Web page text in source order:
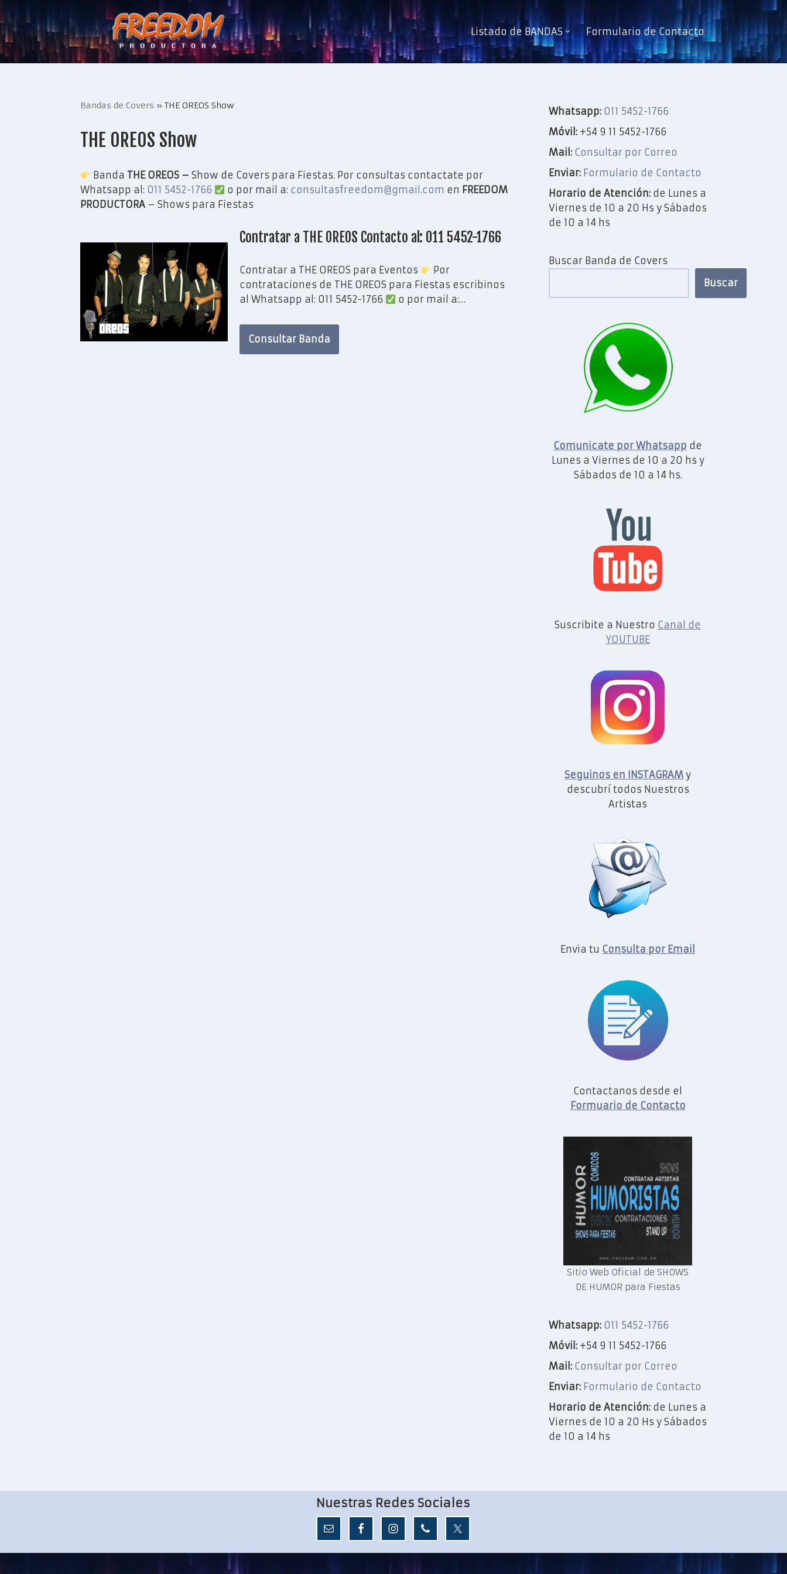
Saltar
al
contenido
Listado de BANDAS Formulario de Contacto
Bandas de Covers » THE OREOS Show
THE OREOS Show
Banda THE OREOS –Show de Covers para Fiestas. Por consultas contactate por
Whatsapp al: 011 5452-1766 o por mail a: consultasfreedom@gmail.com en FREEDOM
PRODUCTORA – Shows para Fiestas
Contratar a THE OREOS Contacto al: 011 5452-1766
Contratar a THE OREOS para Eventos
Por
contrataciones de THE OREOS para Fiestas escribinos
al Whatsapp al: 011 5452-1766
o por mail a:…
Consultar Banda
Whatsapp: 011 5452-1766
Móvil: +54 9 11 5452-1766
Mail: Consultar por Correo
Enviar: Formulario de Contacto
Horario de Atención: de Lunes a
Viernes de 10 a 20 Hs y Sábados
de 10 a 14 hs
Buscar Banda de Covers
Buscar
Comunicate por Whatsapp de
Lunes a Viernes de 10 a 20 hs y
Sábados de 10 a 14 hs.
Suscribite a Nuestro Canal de
YOUTUBE
Seguinos en INSTAGRAM y
descubrí todos Nuestros
Artistas
Envia tu Consulta por Email
Contactanos desde el
Formuario de Contacto
Sitio Web Oficial de SHOWS
DE HUMOR para Fiestas
Whatsapp: 011 5452-1766
Móvil: +54 9 11 5452-1766
Mail: Consultar por Correo
Enviar: Formulario de Contacto
Horario de Atención: de Lunes a
Viernes de 10 a 20 Hs y Sábados
de 10 a 14 hs
Nuestras Redes Sociales